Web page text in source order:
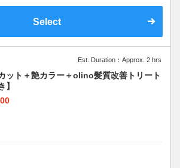
ニックカラー使用
メントで高濃度美髪ケアコース
金同一）〗
Select
Est. Duration：Approx. 2 hrs
ット＋艶カラー＋olino髪質改善トリート
】